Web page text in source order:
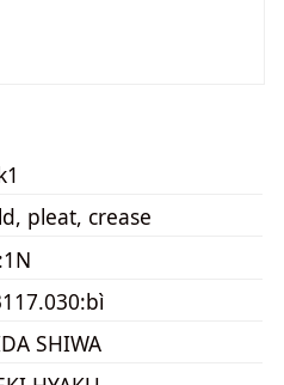
pleat, crease
SHIWA